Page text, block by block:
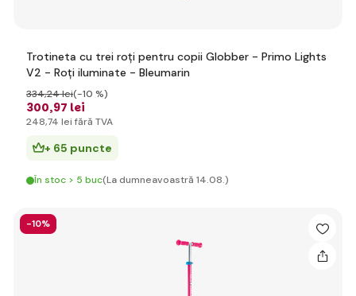
Trotineta cu trei roți pentru copii Globber - Primo Lights
V2 - Roți iluminate - Bleumarin
300,97 lei
334,24 lei(-10 %)
248,74 lei fără TVA
+ 65 puncte
În stoc > 5 buc(La dumneavoastră 14.08.)
-10%